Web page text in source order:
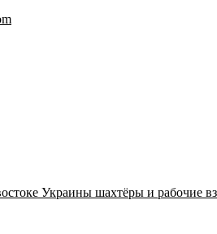
Украины шахтёры и рабочие